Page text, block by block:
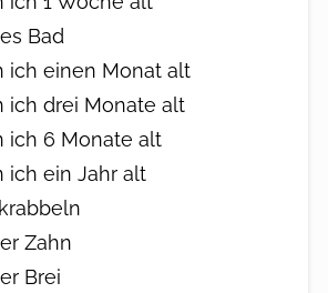
Bad
ich einen Monat alt
ich drei Monate alt
ich 6 Monate alt
ich ein Jahr alt
Zahn
Brei